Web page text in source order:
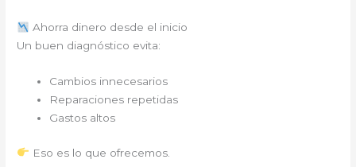
Ahorra dinero desde el inicio
Un buen diagnóstico evita:
Cambios innecesarios
Reparaciones repetidas
Gastos altos
Eso es lo que ofrecemos.